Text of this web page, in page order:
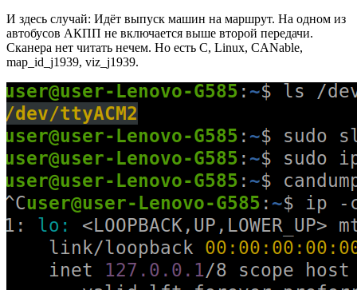
И здесь случай: Идёт выпуск машин на маршрут. На одном из
автобусов АКПП не включается выше второй передачи.
Сканера нет читать нечем. Но есть C, Linux, CANable,
map_id_j1939, viz_j1939.